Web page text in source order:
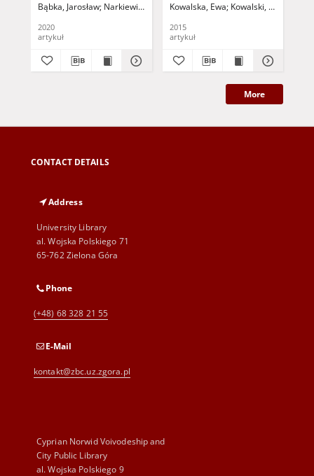
Bąbka, Jarosław Narkiewicz-Niedbalec, Ewa Zajdel, Krzysztof
2020
artykuł
Kowalska, Ewa Kowalski, Mirosław
2015
artykuł
More
CONTACT DETAILS
Address
University Library
al. Wojska Polskiego 71
65-762 Zielona Góra
Phone
(+48) 68 328 21 55
E-Mail
kontakt@zbc.uz.zgora.pl
Cyprian Norwid Voivodeship and
City Public Library
al. Wojska Polskiego 9